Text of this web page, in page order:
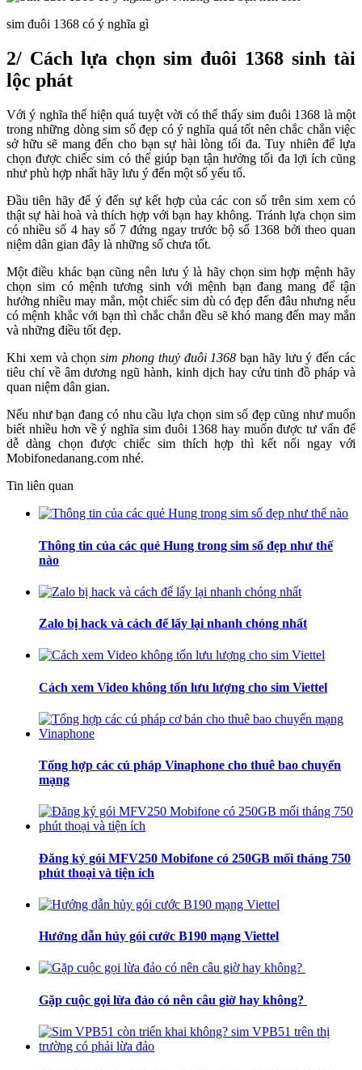
sim đuôi 1368 có ý nghĩa gì
2/ Cách lựa chọn sim đuôi 1368 sinh tài
lộc phát
Với ý nghĩa thể hiện quá tuyệt vời có thể thấy sim đuôi 1368 là một
trong những dòng sim số đẹp có ý nghĩa quá tốt nên chắc chắn việc
sở hữu sẽ mang đến cho bạn sự hài lòng tối đa. Tuy nhiên để lựa
chọn được chiếc sim có thể giúp bạn tận hưởng tối đa lợi ích cũng
như phù hợp nhất hãy lưu ý đến một số yếu tố.
Đầu tiên hãy để ý đến sự kết hợp của các con số trên sim xem có
thật sự hài hoà và thích hợp với bạn hay không. Tránh lựa chọn sim
có nhiều số 4 hay số 7 đứng ngay trước bộ số 1368 bởi theo quan
niệm dân gian đây là những số chưa tốt.
Một điều khác bạn cũng nên lưu ý là hãy chọn sim hợp mệnh hãy
chọn sim có mệnh tương sinh với mệnh bạn đang mang để tận
hưởng nhiều may mắn, một chiếc sim dù có đẹp đến đâu nhưng nếu
có mệnh khắc với bạn thì chắc chắn đều sẽ khó mang đến may mắn
và những điều tốt đẹp.
Khi xem và chọnsim phong thuỷ đuôi 1368 bạn hãy lưu ý đến các
tiêu chí về âm dương ngũ hành, kinh dịch hay cửu tinh đồ pháp và
quan niệm dân gian.
Nếu như bạn đang có nhu cầu lựa chọn sim số đẹp cũng như muốn
biết nhiều hơn về ý nghĩa sim đuôi 1368 hay muốn được tư vấn để
dễ dàng chọn được chiếc sim thích hợp thì kết nối ngay với
Mobifonedanang.com nhé.
Tin liên quan
Thông tin của các quẻ Hung trong sim số đẹp như thế
nào
Zalo bị hack và cách để lấy lại nhanh chóng nhất
Cách xem Video không tốn lưu lượng cho sim Viettel
Tổng hợp các cú pháp Vinaphone cho thuê bao chuyển
mạng
Đăng ký gói MFV250 Mobifone có 250GB mối tháng 750
phút thoại và tiện ích
Hướng dẫn hủy gói cước B190 mạng Viettel
Gặp cuộc gọi lừa đảo có nên câu giờ hay không?